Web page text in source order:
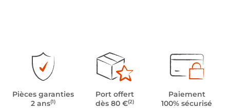
Pièces garanties
2 ans(1)
Port offert
dès 80 €(2)
Paiement
100% sécurisé